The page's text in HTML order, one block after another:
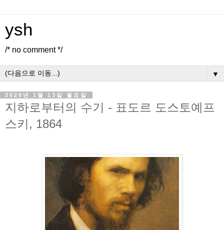
ysh
/* no comment */
▼
2020년 1월 13일 월요일
지하로부터의 수기 - 표도르 도스토예프
스키, 1864